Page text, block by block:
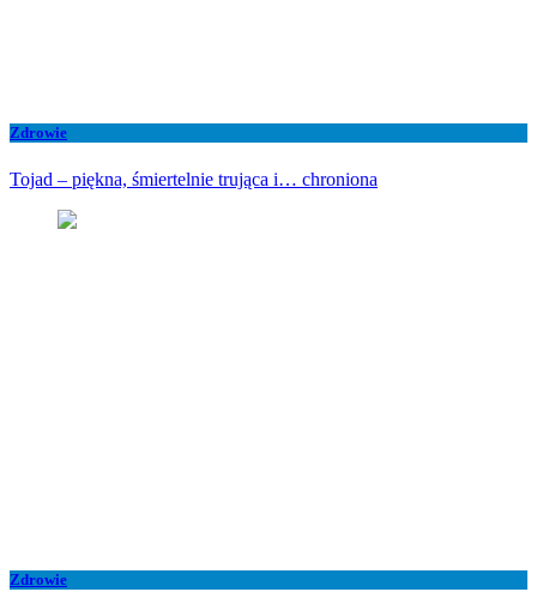
Zdrowie
Tojad – piękna, śmiertelnie trująca i… chroniona
Zdrowie